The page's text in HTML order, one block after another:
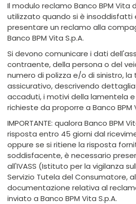
Il modulo reclamo Banco BPM Vita
utilizzato quando si è insoddisfatti
presentare un reclamo alla
Banco BPM Vita S.p.A.
Si devono comunicare i dati
contraente, della persona o del
numero di polizza e/o di sinistro,
assicurativo, descrivendo
accaduti, i motivi della lamentela
richieste da proporre a Banco BPM
IMPORTANTE: qualora Banco BPM
risposta entro 45 giorni dal
oppure se si ritiene la risposta
soddisfacente, è necessario
all'IVASS (Istituto per la vigilanza
Servizio Tutela del Consumatore,
documentazione relativa al
inviato a Banco BPM Vita S.p.A.